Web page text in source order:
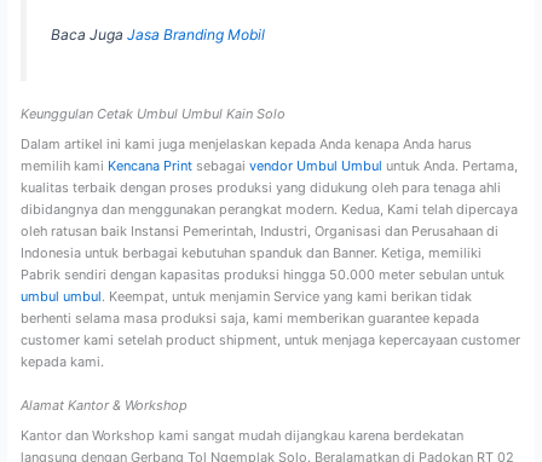
Baca Juga Jasa Branding Mobil
Keunggulan Cetak Umbul Umbul Kain Solo
Dalam artikel ini kami juga menjelaskan kepada Anda kenapa Anda harus
memilih kami Kencana Printsebagai vendor Umbul Umbul untuk Anda. Pertama,
kualitas terbaik dengan proses produksi yang didukung oleh para tenaga ahli
dibidangnya dan menggunakan perangkat modern. Kedua, Kami telah dipercaya
oleh ratusan baik Instansi Pemerintah, Industri, Organisasi dan Perusahaan di
Indonesia untuk berbagai kebutuhan spanduk dan Banner. Ketiga, memiliki
Pabrik sendiri dengan kapasitas produksi hingga 50.000 meter sebulan untuk
umbul umbul. Keempat, untuk menjamin Service yang kami berikan tidak
berhenti selama masa produksi saja, kami memberikan guarantee kepada
customer kami setelah product shipment, untuk menjaga kepercayaan customer
kepada kami.
Alamat Kantor & Workshop
Kantor dan Workshop kami sangat mudah dijangkau karena berdekatan
langsung dengan Gerbang Tol Ngemplak Solo. Beralamatkan di Padokan RT 02